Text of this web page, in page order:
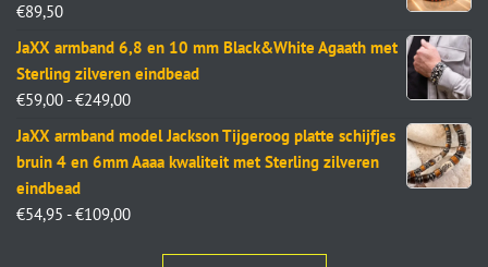
€89,50
JaXX armband 6,8 en 10 mm Black&White Agaath met
Sterling zilveren eindbead
€59,00 - €249,00
JaXX armband model Jackson Tijgeroog platte schijfjes
bruin 4 en 6mm Aaaa kwaliteit met Sterling zilveren
eindbead
€54,95 - €109,00